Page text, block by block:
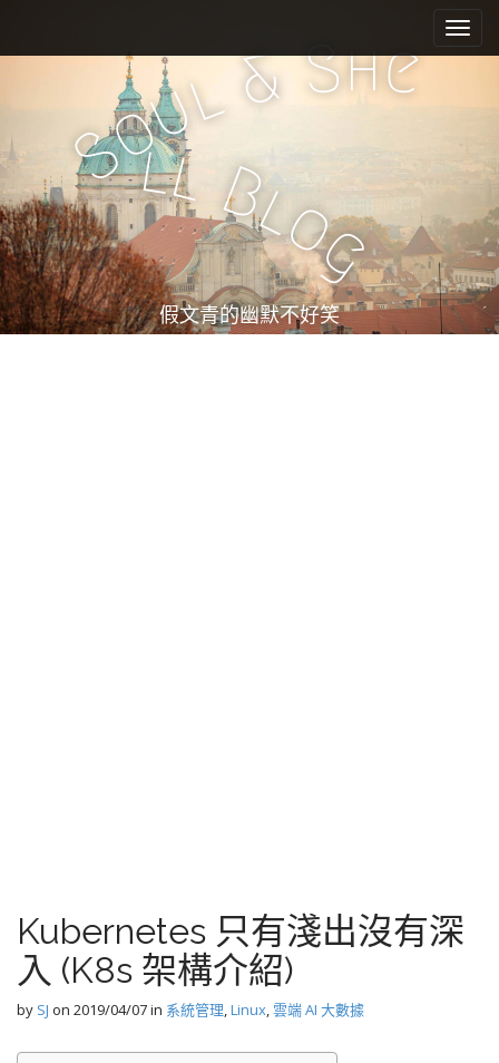
e
n
u
i
c
n
t
e
n
t
Soul&She
ll Bl
og
假文青的幽默不好笑
Kubernetes 只有淺出沒有深
入 (K8s 架構介紹)
by SJ on 2019/04/07in 系統管理,Linux,雲端 AI 大數據